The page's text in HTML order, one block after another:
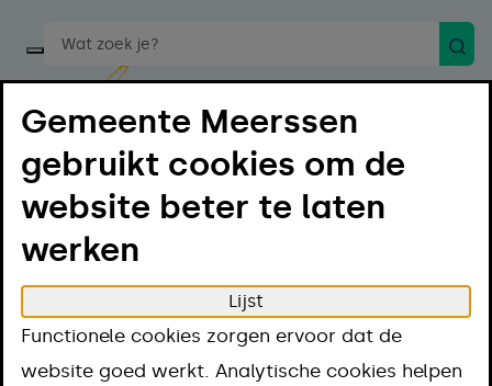
Start een spraakopdracht
Uittreksels en officiële documenten
Verzoeken
Gegevens in basisregistratie personen (BRP)
Gemeente Meerssen
gebruikt cookies om de
website beter te laten
werken
Lijst
Functionele cookies zorgen ervoor dat de
website goed werkt. Analytische cookies helpen